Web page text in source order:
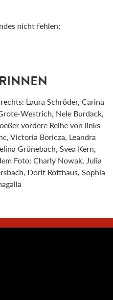
nicht fehlen:
Laura Schröder, Carina
Westrich, Nele Burdack,
vordere Reihe von links
Victoria Boricza, Leandra
Grünebach, Svea Kern,
Foto: Charly Nowak, Julia
Dorit Rotthaus, Sophia